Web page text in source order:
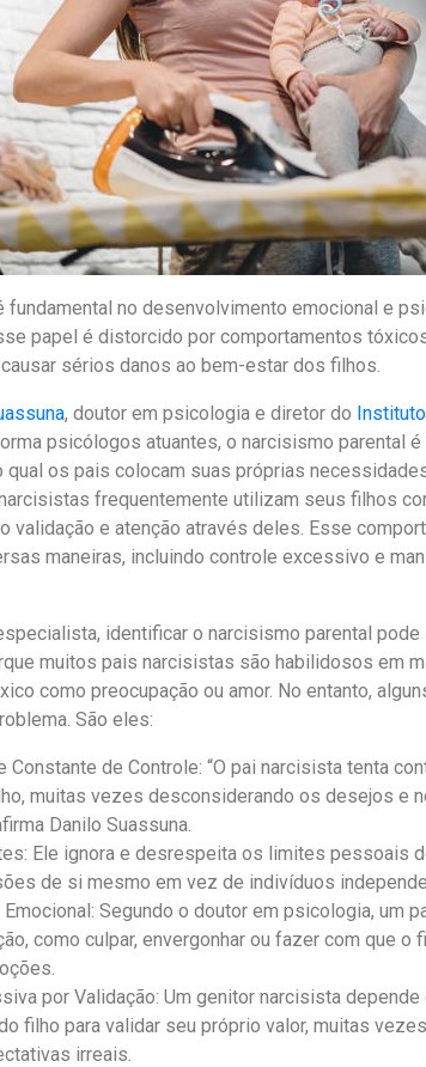
fundamental no desenvolvimento emocional e
papel é distorcido por comportamentos
sérios danos ao bem-estar dos filhos.
, doutor em psicologia e diretor do
psicólogos atuantes, o narcisismo parental é
qual os pais colocam suas próprias
frequentemente utilizam seus filhos
validação e atenção através deles. Esse
maneiras, incluindo controle excessivo e
identificar o narcisismo parental pode
muitos pais narcisistas são habilidosos em
como preocupação ou amor. No entanto,
São eles:
Constante de Controle: “O pai narcisista tenta
muitas vezes desconsiderando os desejos e
Danilo Suassuna.
Ele ignora e desrespeita os limites pessoais
de si mesmo em vez de indivíduos
Emocional: Segundo o doutor em psicologia, um
como culpar, envergonhar ou fazer com que
por Validação: Um genitor narcisista
filho para validar seu próprio valor, muitas
irreais.